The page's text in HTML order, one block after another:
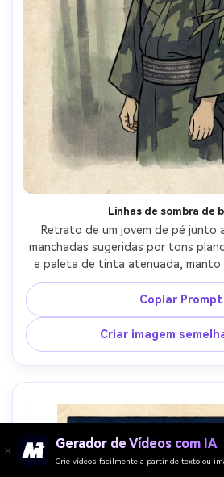
Linhas de sombra de
Retrato de um jovem de pé junto
manchadas sugeridas por tons
e paleta de tinta atenuada, manto
composta, contornos nítidos,
profundidade, textura washi
mínimo, atmosfera disciplinada
profundidade de campo rasa,
suave-AR 4:5
Copiar Prompt
Criar imagem
Gerador de Vídeos com IA
Crie vídeos facilmente a partir de texto ou